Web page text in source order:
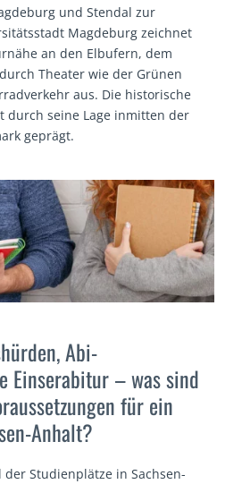
und Stendal zur
Magdeburg zeichnet
an den Elbufern, dem
Theater wie der Grünen
aus. Die historische
durch seine Lage inmitten der
geprägt.
Abi-
Einserabitur – was sind
für ein
Anhalt?
Studienplätze in Sachsen-